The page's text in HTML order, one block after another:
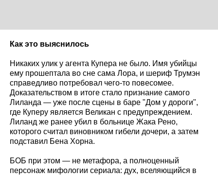
Как это выяснилось
Никаких улик у агента Купера не было. Имя убийцы
ему прошептала во сне сама Лора, и шериф Трумэн
справедливо потребовал чего-то повесомее.
Доказательством в итоге стало признание самого
Лиланда — уже после сцены в баре "Дом у дороги",
где Куперу является Великан с предупреждением.
Лиланд же ранее убил в больнице Жака Рено,
которого считал виновником гибели дочери, а затем
подставил Бена Хорна.
БОБ при этом — не метафора, а полноценный
персонаж мифологии сериала: дух, вселяющийся в